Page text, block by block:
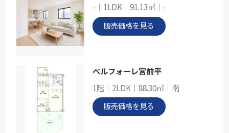
-
83.42㎡
神奈川県横浜市港北区菊名４丁目
-｜1LDK｜91.13㎡｜-
販売価格を見る
ベルフォーレ宮前平
1階｜2LDK｜88.30㎡｜南
販売価格を見る